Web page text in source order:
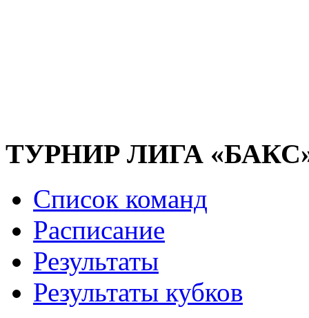
ТУРНИР ЛИГА
Список команд
Расписание
Результаты
Результаты кубков